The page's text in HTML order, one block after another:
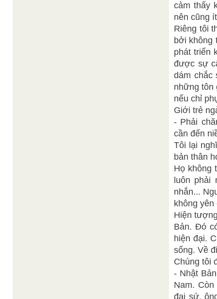
cảm thấy
nên cũng
Riêng tôi
bởi không
phát triển
được sự
dám chắc
những tôn
nếu chỉ
Giới trẻ
- Phải
cần đến
Tôi lại
bản thân
Họ không
luôn
nhắn...
không
Hiện
Bản. Đó
hiện đại.
sống. Về
Chúng tôi
- Nhật
Nam.
đại sứ,